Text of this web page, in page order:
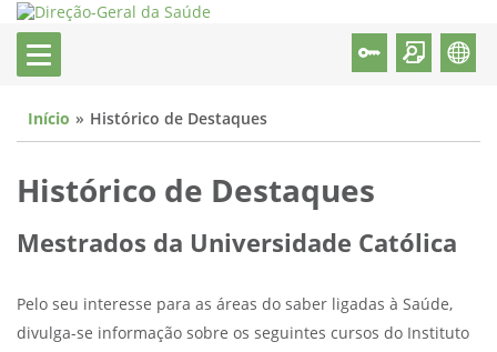
Início Histórico de Destaques
Histórico de Destaques
Mestrados da Universidade Católica
Pelo seu interesse para as áreas do saber ligadas à Saúde,
divulga-se informação sobre os seguintes cursos do Instituto